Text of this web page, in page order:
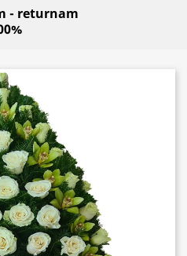
- returnam